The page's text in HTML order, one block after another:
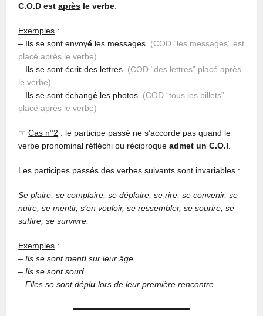
C.O.D estaprès le verbe
Exemples :
– Ils se sont envoyé les messages. (COD “les messages” est
placé après le verbe)
– Ils se sont écrit des lettres. (COD “des lettres” placé après
le verbe)
– Ils se sont échangé les photos. (COD “tous les billets”
placé après le verbe)
☞Cas n°2 : le participe passé ne s’accorde pas quand le
verbe pronominal réfléchi ou réciproqueadmet un C.O.I
Les participes passés des verbes suivants sont invariables :
Se plaire, se complaire, se déplaire, se rire, se convenir, se
nuire, se mentir, s’en vouloir, se ressembler, se sourire, se
suffire, se survivre.
Exemples :
– Ils se sont menti sur leur âge.
– Ils se sont souri
– Elles se sont déplu lors de leur première rencontre.